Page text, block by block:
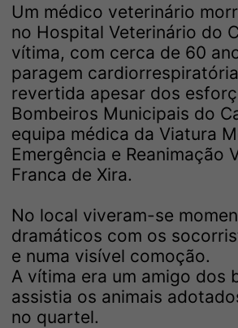
Um médico veterinário
no Hospital Veterinário do
vítima, com cerca de 60
paragem
revertida apesar dos
Bombeiros Municipais do
equipa médica da Viatura
Emergência e Reanimação
Franca de Xira.
No local viveram-se
dramáticos com os
e numa visível comoção.
A vítima era um amigo dos
assistia os animais
no quartel.